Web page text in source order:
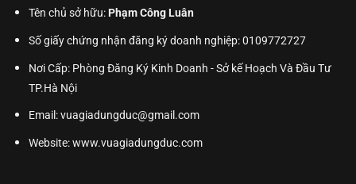
Tên chủ sở hữu:Phạm Công Luân
Số giấy chứng nhận đăng ký doanh nghiệp: 0109772727
Nơi Cấp: Phòng Đăng Ký Kinh Doanh - Sở kế Hoạch Và Đầu Tư
TP.Hà Nội
Email: vuagiadungduc@gmail.com
Website:www.vuagiadungduc.com